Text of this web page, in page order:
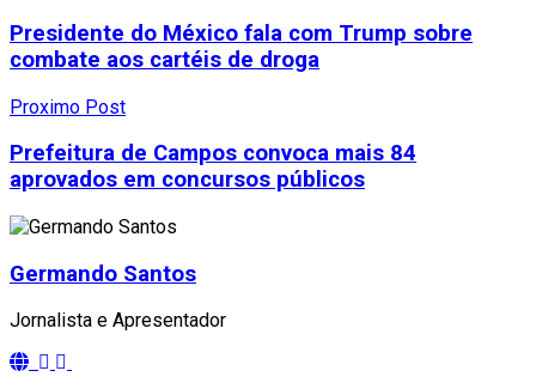
Presidente do México fala com Trump sobre
combate aos cartéis de droga
Proximo Post
Prefeitura de Campos convoca mais 84
aprovados em concursos públicos
Germando Santos
Jornalista e Apresentador